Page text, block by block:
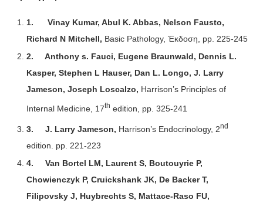
1. Vinay Kumar, Abul K. Abbas, Nelson Fausto,
Richard N Mitchell, Basic Pathology, Έκδοση, pp. 225-245
2. Anthony s. Fauci, Eugene Braunwald, Dennis L.
Kasper, Stephen L Hauser, Dan L. Longo, J. Larry
Jameson, Joseph Loscalzo, Harrison’s Principles of
Internal Medicine, 17th edition, pp. 325-241
3. J. Larry Jameson, Harrison’s Endocrinology, 2nd
edition. pp. 221-223
4. Van Bortel LM, Laurent S, Boutouyrie P,
Chowienczyk P, Cruickshank JK, De Backer T,
Filipovsky J, Huybrechts S, Mattace-Raso FU,